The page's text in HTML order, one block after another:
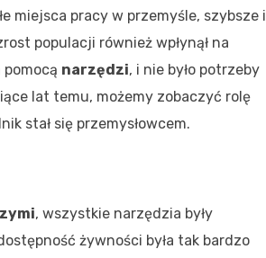
miejsca pracy w przemyśle, szybsze i
populacji również wpłynął na
narzędzi, i nie było potrzeby
lat temu, możemy zobaczyć rolę
stał się przemysłowcem.
, wszystkie narzędzia były
żywności była tak bardzo